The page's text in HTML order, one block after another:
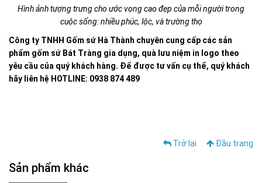
Hình ảnh tượng trưng cho ước vọng cao đẹp của mỗi người trong
cuộc sống: nhiều phúc, lộc, và trường thọ
Công ty TNHH Gốm sứ Hà Thành chuyên cung cấp các sản
phẩm gốm sứ Bát Tràng gia dụng, quà lưu niệm in logo theo
yêu cầu của quý khách hàng. Để được tư vấn cụ thể, quý khách
hãy liên hệ HOTLINE: 0938 874 489
Trở lại Đầu trang
Sản phẩm khác